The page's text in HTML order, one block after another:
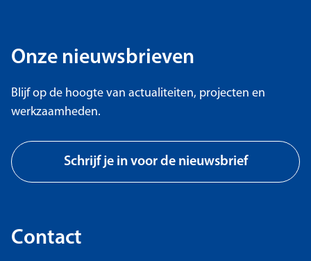
Onze nieuwsbrieven
Blijf op de hoogte van actualiteiten, projecten en
werkzaamheden.
Schrijf je in voor de nieuwsbrief
Contact